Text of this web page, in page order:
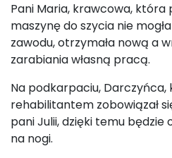
Pani Maria, krawcowa, która
maszynę do szycia nie
zawodu, otrzymała nową a
zarabiania własną pracą.
Na podkarpaciu, Darczyńca,
rehabilitantem zobowiązał
pani Julii, dzięki temu będzie
na nogi.